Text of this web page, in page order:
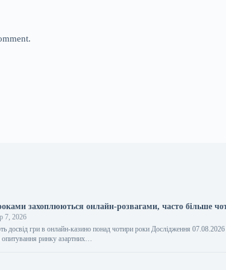
захоплюються онлайн-розвагами, часто більше
7, 2026
досвід гри в онлайн-казино понад чотири роки Дослідження
ринку азартних…